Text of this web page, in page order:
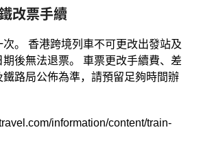
改票手續
。 香港跨境列車不可更改出發站及
後無法退票。 車票更改手續費、差
路局公佈為準，請預留足夠時間辦
information/content/train-